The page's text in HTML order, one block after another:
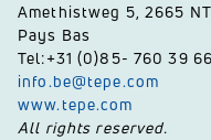
Amethistweg 5, 2665
Pays Bas
Tel:+31 (0)85- 760 39 66
info.be@tepe.com
www.tepe.com
All rights reserved.